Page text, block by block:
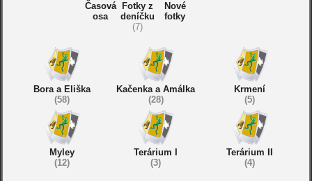
Časová
osa
Fotky z
deníčku
(7)
Nové
fotky
Bora a Eliška
(58)
Kačenka a Amálka
(28)
Krmení
(5)
Myley
(12)
Terárium I
(3)
Terárium II
(4)